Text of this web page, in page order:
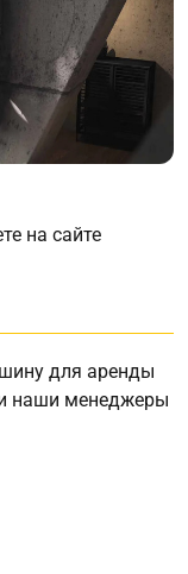
на сайте
для аренды
наши менеджеры